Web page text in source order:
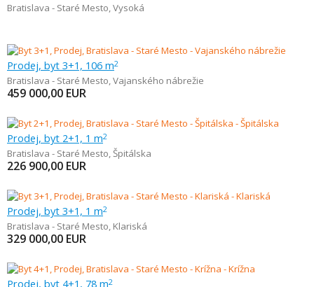
Bratislava - Staré Mesto,Vysoká
Prodej, byt 3+1, 106 m2
Bratislava - Staré Mesto,Vajanského nábrežie
459 000,00 EUR
Prodej, byt 2+1, 1 m2
Bratislava - Staré Mesto,Špitálska
226 900,00 EUR
Prodej, byt 3+1, 1 m2
Bratislava - Staré Mesto, Klariská
329 000,00 EUR
Prodej, byt 4+1, 78 m2